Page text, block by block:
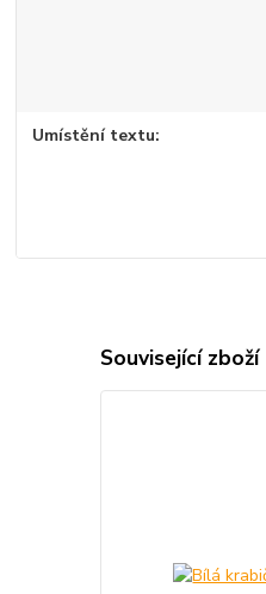
Umístění textu
Související zboží